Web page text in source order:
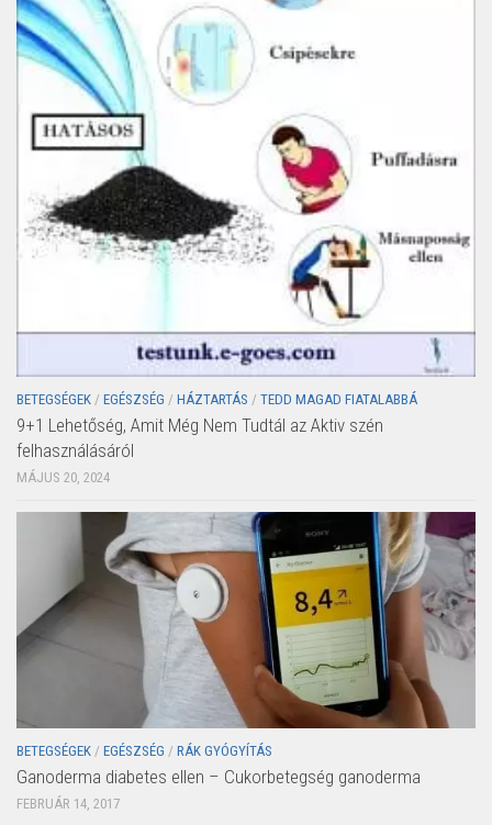
BETEGSÉGEK / EGÉSZSÉG / HÁZTARTÁS / TEDD MAGAD FIATALABBÁ
9+1 Lehetőség, Amit Még Nem Tudtál az Aktiv szén
felhasználásáról
MÁJUS 20, 2024
BETEGSÉGEK / EGÉSZSÉG / RÁK GYÓGYÍTÁS
Ganoderma diabetes ellen – Cukorbetegség ganoderma
FEBRUÁR 14, 2017